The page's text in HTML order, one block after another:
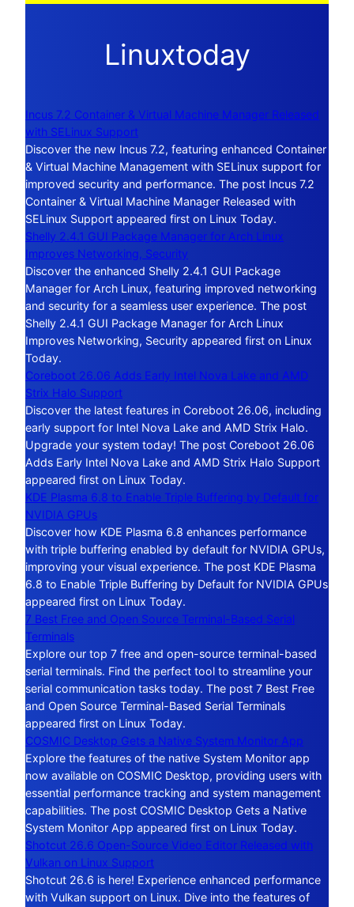
Linuxtoday
Incus 7.2 Container & Virtual Machine Manager Released
with SELinux Support
Discover the new Incus 7.2, featuring enhanced Container
& Virtual Machine Management with SELinux support for
improved security and performance. The post Incus 7.2
Container & Virtual Machine Manager Released with
SELinux Support appeared first on Linux Today.
Shelly 2.4.1 GUI Package Manager for Arch Linux
Improves Networking, Security
Discover the enhanced Shelly 2.4.1 GUI Package
Manager for Arch Linux, featuring improved networking
and security for a seamless user experience. The post
Shelly 2.4.1 GUI Package Manager for Arch Linux
Improves Networking, Security appeared first on Linux
Today.
Coreboot 26.06 Adds Early Intel Nova Lake and AMD
Strix Halo Support
Discover the latest features in Coreboot 26.06, including
early support for Intel Nova Lake and AMD Strix Halo.
Upgrade your system today! The post Coreboot 26.06
Adds Early Intel Nova Lake and AMD Strix Halo Support
appeared first on Linux Today.
KDE Plasma 6.8 to Enable Triple Buffering by Default for
NVIDIA GPUs
Discover how KDE Plasma 6.8 enhances performance
with triple buffering enabled by default for NVIDIA GPUs,
improving your visual experience. The post KDE Plasma
6.8 to Enable Triple Buffering by Default for NVIDIA GPUs
appeared first on Linux Today.
7 Best Free and Open Source Terminal-Based Serial
Terminals
Explore our top 7 free and open-source terminal-based
serial terminals. Find the perfect tool to streamline your
serial communication tasks today. The post 7 Best Free
and Open Source Terminal-Based Serial Terminals
appeared first on Linux Today.
COSMIC Desktop Gets a Native System Monitor App
Explore the features of the native System Monitor app
now available on COSMIC Desktop, providing users with
essential performance tracking and system management
capabilities. The post COSMIC Desktop Gets a Native
System Monitor App appeared first on Linux Today.
Shotcut 26.6 Open-Source Video Editor Released with
Vulkan on Linux Support
Shotcut 26.6 is here! Experience enhanced performance
with Vulkan support on Linux. Dive into the features of